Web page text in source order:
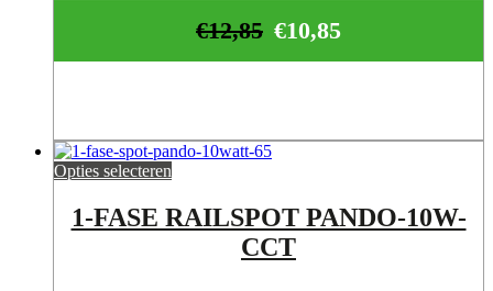
€10,85
€12,85
Opties selecteren
1-FASE RAILSPOT PANDO-10W-
CCT